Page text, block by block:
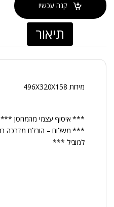
קנה עכשיו
תיאור
מידות 496X320X158
*** איסוף עצמי מהמחסן ***
למוביל ***